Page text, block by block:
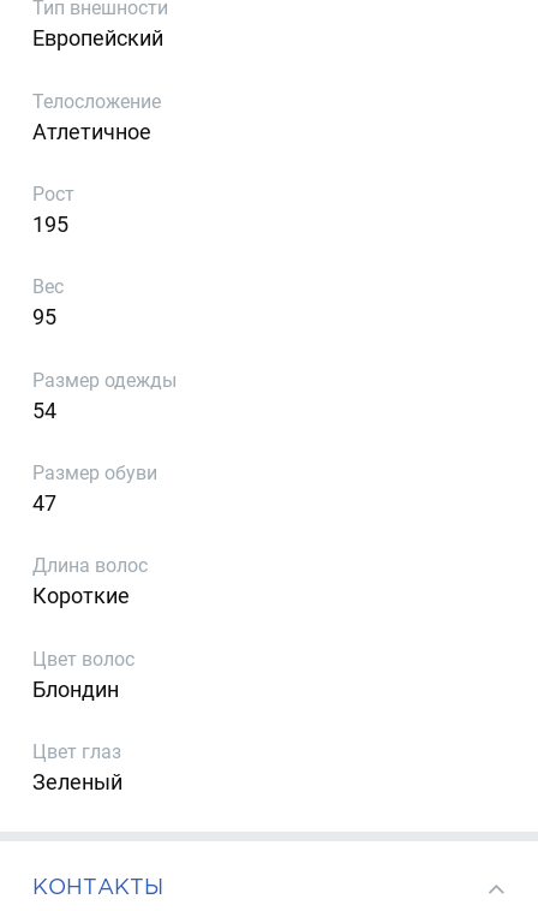
Тип внешности
Европейский
Телосложение
Атлетичное
Рост
195
Вес
95
Размер одежды
54
Размер обуви
47
Длина волос
Короткие
Цвет волос
Блондин
Цвет глаз
Зеленый
КОНТАКТЫ